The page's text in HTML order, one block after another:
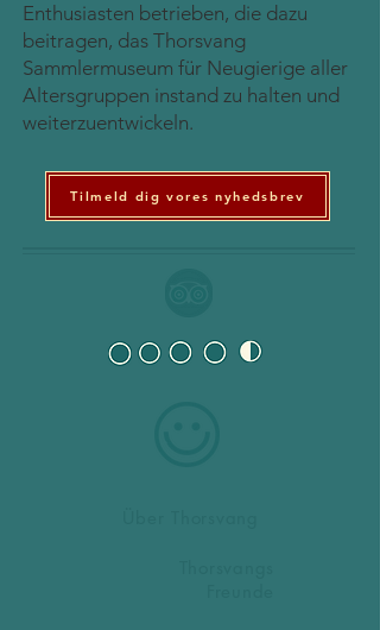
Enthusiasten betrieben, die dazu
beitragen, das Thorsvang
Sammlermuseum für Neugierige aller
Altersgruppen instand zu halten und
weiterzuentwickeln.
Tilmeld dig vores nyhedsbrev